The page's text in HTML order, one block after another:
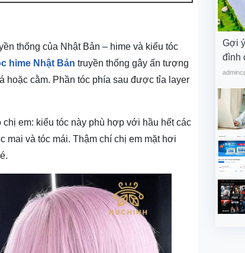
thống của Nhật Bản – hime và kiểu tóc
hime Nhật Bản truyền thống gây ấn tượng
hoặc cằm. Phần tóc phía sau được tỉa layer
em: kiểu tóc này phù hợp với hầu hết các
mai và tóc mái. Thậm chí chị em mặt hơi
Gợi
đình